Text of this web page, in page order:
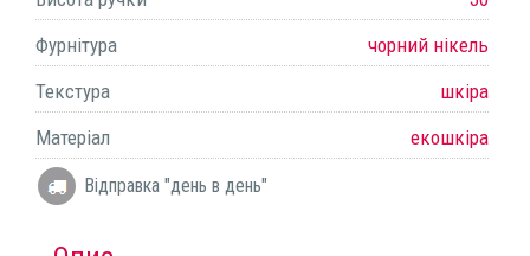
Фурнітура
чорний нікель
Текстура
шкіра
Матеріал
екошкіра
Відправка "день в день"